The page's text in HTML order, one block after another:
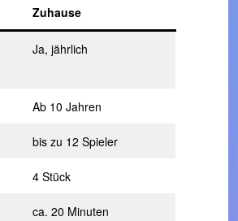
Zuhause
Ja, jährlich
Ab 10 Jahren
bis zu 12 Spieler
4 Stück
ca. 20 Minuten